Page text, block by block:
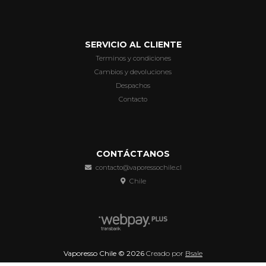
SERVICIO AL CLIENTE
Terminos y condiciones
Cambios y devoluciones
Despachos
Contacto
CONTÁCTANOS
contacto@vaporessochile.cl
Chile
Vaporesso Chile © 2026 Creado por Bsale